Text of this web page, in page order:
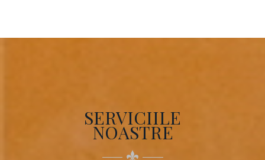
SERVICIILE
NOASTRE